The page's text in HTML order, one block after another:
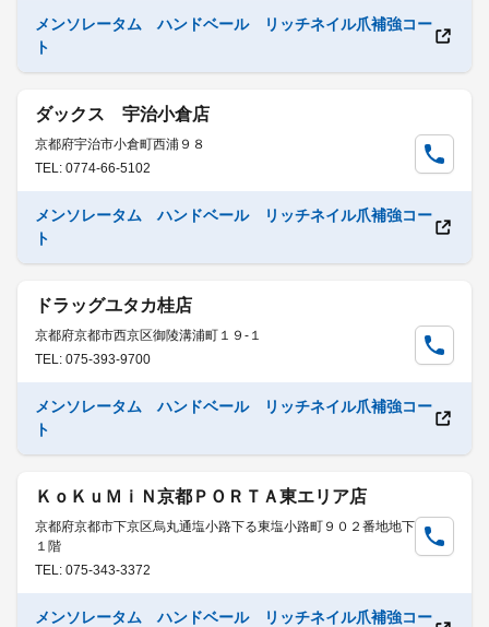
メンソレータム ハンドベール リッチネイル爪補強コー
ト
ダックス 宇治小倉店
京都府宇治市小倉町西浦９８
TEL: 0774-66-5102
メンソレータム ハンドベール リッチネイル爪補強コー
ト
ドラッグユタカ桂店
京都府京都市西京区御陵溝浦町１９-１
TEL: 075-393-9700
メンソレータム ハンドベール リッチネイル爪補強コー
ト
ＫｏＫｕＭｉＮ京都ＰＯＲＴＡ東エリア店
京都府京都市下京区烏丸通塩小路下る東塩小路町９０２番地地下
１階
TEL: 075-343-3372
メンソレータム ハンドベール リッチネイル爪補強コー